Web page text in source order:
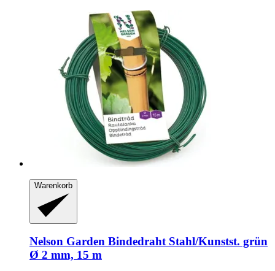
Warenkorb
Nelson Garden Bindedraht Stahl/Kunstst. grün
Ø 2 mm, 15 m